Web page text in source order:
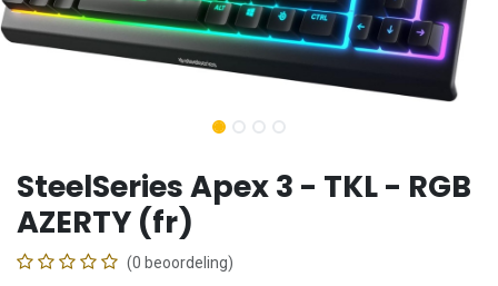
SteelSeries Apex 3 - TKL - RGB
AZERTY (fr)
(0 beoordeling)